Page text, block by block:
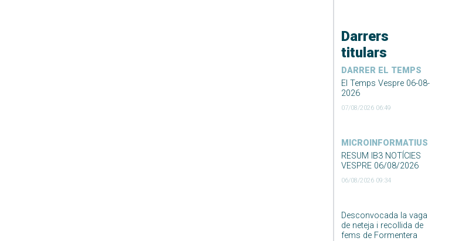
Darrers
titulars
DARRER EL TEMPS
El Temps Vespre 06-08-
2026
07/08/2026 06:49
MICROINFORMATIUS
RESUM IB3 NOTÍCIES
VESPRE 06/08/2026
06/08/2026 09:34
Desconvocada la vaga
de neteja i recollida de
fems de Formentera